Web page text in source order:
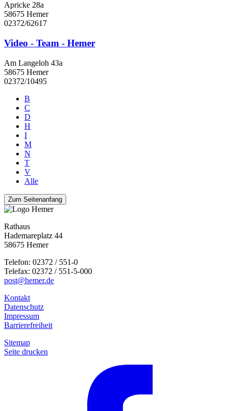
Apricke 28a
58675 Hemer
02372/62617
Video - Team - Hemer
Am Langeloh 43a
58675 Hemer
02372/10495
B
C
D
H
I
M
N
T
V
Alle
Zum Seitenanfang
Rathaus
Hademareplatz 44
58675 Hemer
Telefon: 02372 / 551-0
Telefax: 02372 / 551-5-000
post@hemer.de
Kontakt
Datenschutz
Impressum
Barrierefreiheit
Sitemap
Seite drucken